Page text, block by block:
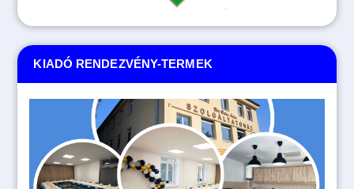
KIADÓ RENDEZVÉNY-TERMEK